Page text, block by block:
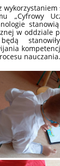
„Cyfrowy
w oddziale
będą
nauczania.